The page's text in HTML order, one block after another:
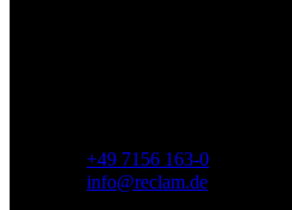
+49 7156 163-0
info@reclam.de